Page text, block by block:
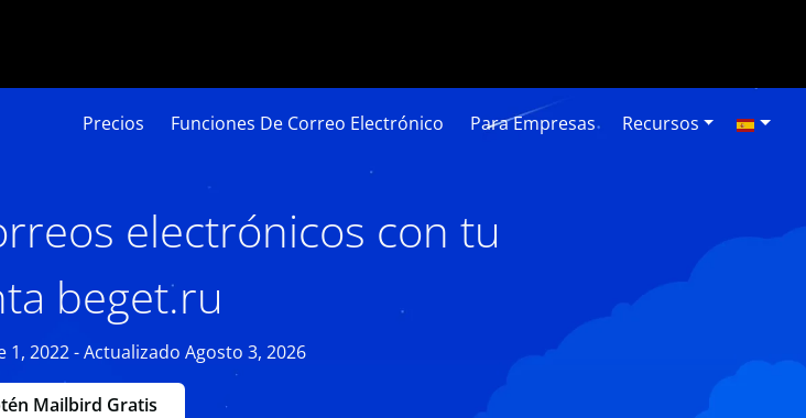
Precios Funciones De Correo Electrónico Para Empresas Recursos
electrónicos con tu
beget.ru
2022 - Actualizado Agosto 3, 2026
Mailbird Gratis